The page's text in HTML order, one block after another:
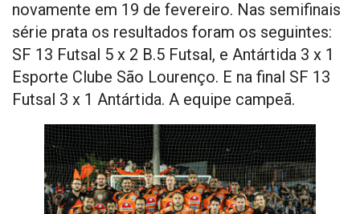
novamente em 19 de fevereiro. Nas semifinais
série prata os resultados foram os seguintes:
SF 13 Futsal 5 x 2 B.5 Futsal, e Antártida 3 x 1
Esporte Clube São Lourenço. E na final SF 13
Futsal 3 x 1 Antártida. A equipe campeã.